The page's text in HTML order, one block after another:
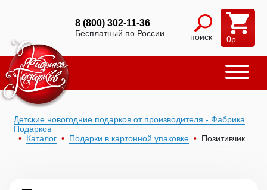
8 (800) 302-11-36
Бесплатный по России поиск 0р.
Детские новогодние подарков от производителя - Фабрика
Подарков
Каталог
Подарки в картонной упаковке Позитивчик